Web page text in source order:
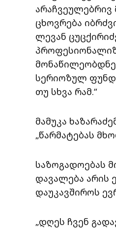
ცხოვრება
ლევან
სერიოზულ
თუ სხვა რამ.“
მამუკა
„წარმატებას
საზოგადოებას
დავალება არის
დაუკავშიროს
„დღეს ჩვენ